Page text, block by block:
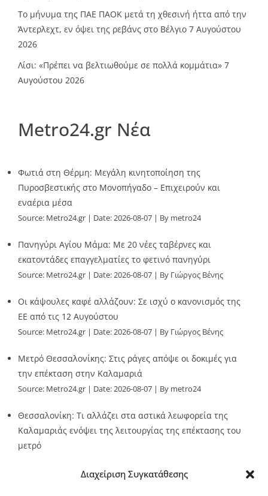
Διαχείριση Συγκατάθεσης
Το μήνυμα της ΠΑΕ ΠΑΟΚ μετά τη χθεσινή ήττα από την
Άντερλεχτ, εν όψει της ρεβάνς στο Βέλγιο 7 Αυγούστου
2026
Λίσι: «Πρέπει να βελτιωθούμε σε πολλά κομμάτια» 7
Αυγούστου 2026
Metro24.gr Νέα
Φωτιά στη Θέρμη: Μεγάλη κινητοποίηση της
Πυροσβεστικής στο Μονοπήγαδο – Επιχειρούν και
εναέρια μέσα
Source: Metro24.gr Date: 2026-08-07 By metro24
Πανηγύρι Αγίου Μάμα: Με 20 νέες ταβέρνες και
εκατοντάδες επαγγελματίες το φετινό πανηγύρι
Source: Metro24.gr Date: 2026-08-07 By Γιώργος Βένης
Οι κάψουλες καφέ αλλάζουν: Σε ισχύ ο κανονισμός της
ΕΕ από τις 12 Αυγούστου
Source: Metro24.gr Date: 2026-08-07 By Γιώργος Βένης
Μετρό Θεσσαλονίκης: Στις ράγες απόψε οι δοκιμές για
την επέκταση στην Καλαμαριά
Source: Metro24.gr Date: 2026-08-07 By metro24
Θεσσαλονίκη: Τι αλλάζει στα αστικά λεωφορεία της
Καλαμαριάς ενόψει της λειτουργίας της επέκτασης του
μετρό